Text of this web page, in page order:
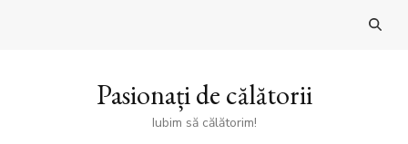
Pasionați de călătorii
Iubim să călătorim!